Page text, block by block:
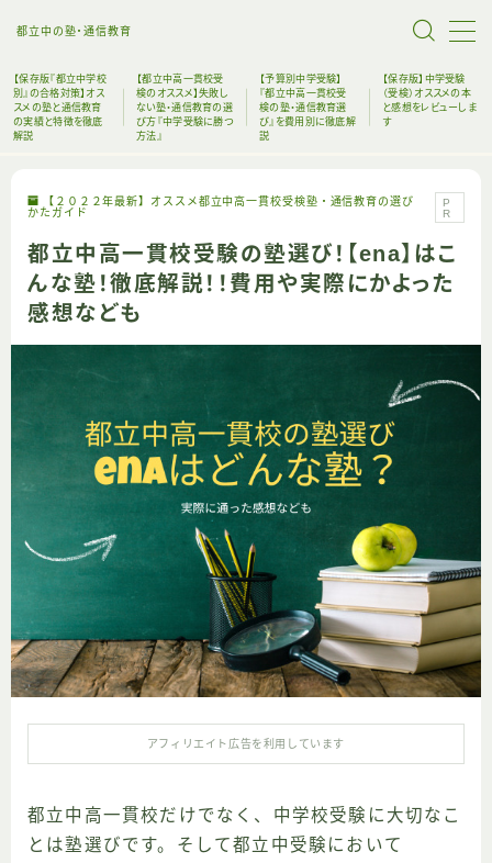
都立中の塾・通信教育
塾・通信教育の選び方
おすすめ受験本
【失敗しない都立中受験の始め方】中受未経験者に
もオススメの塾・通信教育・グッズを完全解説
絶対に後悔してはいけない！！！都立中高一貫校受
検の歩き方
【保存版『都立中学校
別』の合格対策】オス
スメの塾と通信教育
の実績と特徴を徹底
解説
【都立中高一貫校受
検のオススメ】失敗し
ない塾・通信教育の選
び方『中学受験に勝つ
方法』
【予算別中学受験】
『都立中高一貫校受
検の塾・通信教育選
び』を費用別に徹底解
説
【保存版】中学受験
（受検）オススメの本
と感想をレビューしま
す
【２０２２年最新】オススメ都立中高一貫校受検塾・通信教育の選び
かたガイド
P
R
都立中高一貫校受験の塾選び！【ena】はこ
んな塾！徹底解説！！費用や実際にかよった
感想なども
アフィリエイト広告を利用しています
都立中高一貫校だけでなく、中学校受験に大切なこ
とは塾選びです。そして都立中受験において